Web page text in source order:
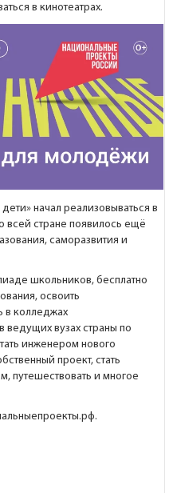
в кинотеатрах.
начал реализовываться в
всей стране появилось ещё
саморазвития и
школьников, бесплатно
освоить
в колледжах
ведущих вузах страны по
инженером нового
проект, стать
путешествовать и многое